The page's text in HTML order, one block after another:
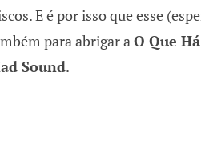
E é por isso que esse
para abrigar a O Que
Sound.